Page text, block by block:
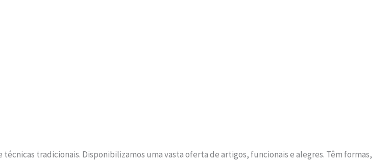
tradicionais. Disponibilizamos uma vasta oferta de artigos, funcionais e alegres. Têm formas,